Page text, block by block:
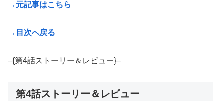
→元記事はこちら
→目次へ戻る
–{第4話ストーリー＆レビュー}–
第4話ストーリー＆レビュー